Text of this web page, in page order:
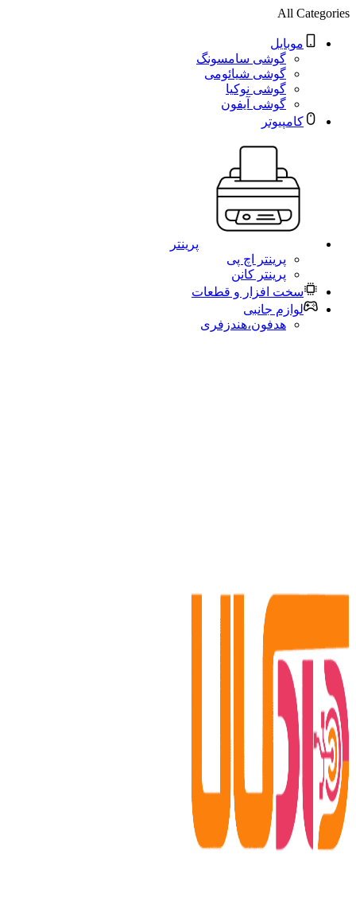
All Categories
موبایل
گوشی سامسونگ
گوشی شیائومی
گوشی نوکیا
گوشی آیفون
کامپیوتر
پرینتر
پرینتر اچ پی
پرینتر کانن
سخت افزار و قطعات
لوازم جانبی
هدفون،هندزفری